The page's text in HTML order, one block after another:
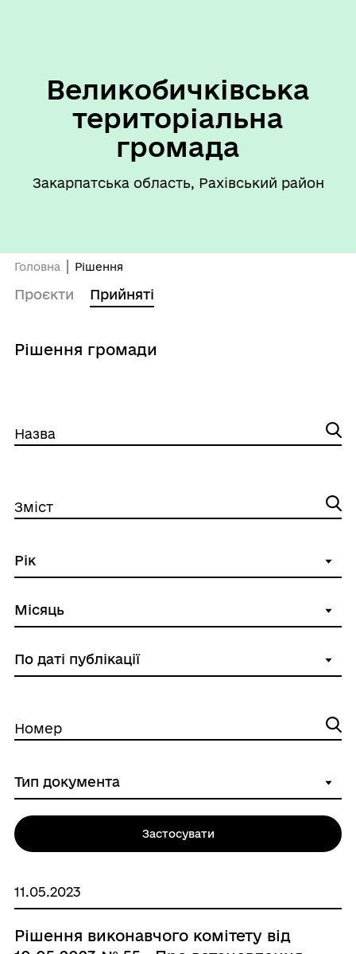
Великобичківська
територіальна
громада
Закарпатська область, Рахівський район
Головна Рішення
Проєкти Прийняті
Рішення громади
11.05.2023
Рішення виконавчого комітету від
Назва
Зміст
Номер
Застосувати